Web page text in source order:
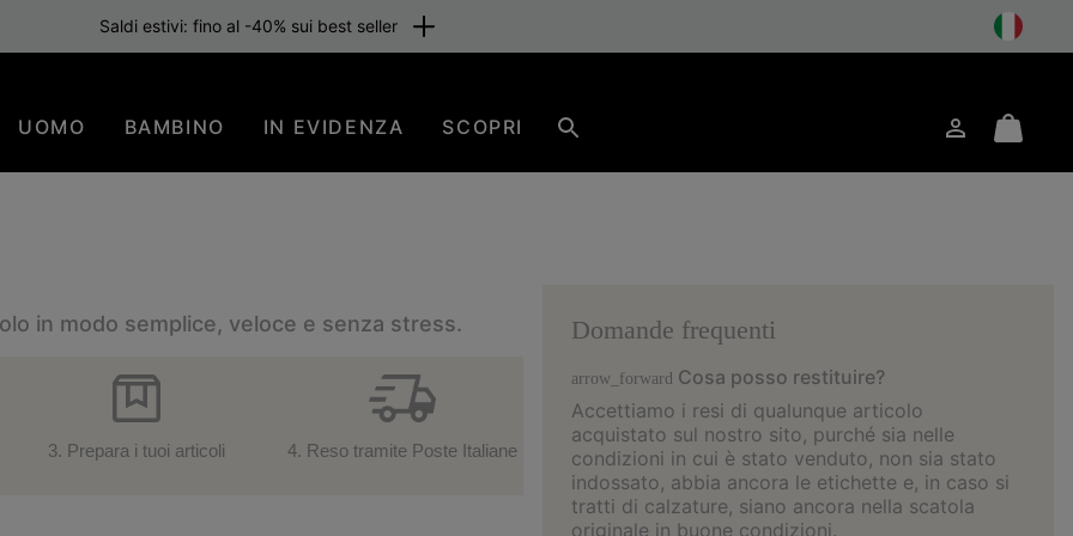
Saldi estivi: fino al -40% sui best seller
UOMO BAMBINO IN EVIDENZA SCOPRI AccessoMini
in modo semplice, veloce e senza stress.
3. Prepara i tuoi articoli 4. Reso tramite Poste Italiane
Domande frequenti
arrow_forward Cosa posso restituire?
Accettiamo i resi di qualunque articolo
acquistato sul nostro sito, purché sia nelle
condizioni in cui è stato venduto, non sia stato
indossato, abbia ancora le etichette e, in caso si
tratti di calzature, siano ancora nella scatola
originale in buone condizioni.